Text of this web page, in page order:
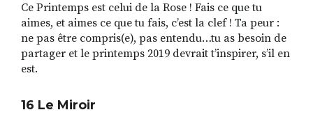
Ce Printemps est celui de la Rose ! Fais ce que tu
aimes, et aimes ce que tu fais, c’est la clef ! Ta peur :
ne pas être compris(e), pas entendu…tu as besoin de
partager et le printemps 2019 devrait t’inspirer, s’il en
est.
16 Le Miroir